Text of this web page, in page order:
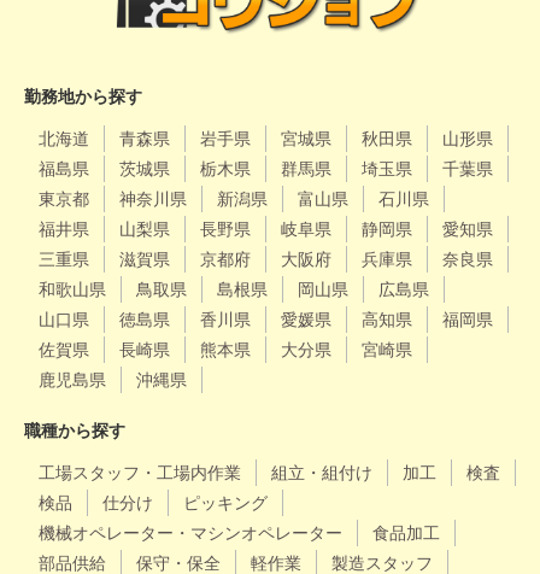
勤務地から探す
北海道 青森県 岩手県 宮城県 秋田県
山形県
福島県
茨城県 栃木県 群馬県 埼玉県
千葉県
東京都
神奈川県 新潟県 富山県
石川県
福井県
山梨県 長野県 岐阜県 静岡県
愛知県
三重県
滋賀県 京都府 大阪府 兵庫県
奈良県
和歌山県
鳥取県 島根県 岡山県
広島県
山口県
徳島県 香川県 愛媛県 高知県
福岡県
佐賀県
長崎県 熊本県 大分県
宮崎県
鹿児島県
沖縄県
職種から探す
工場スタッフ・工場内作業 組立・組付け 加工
検査
検品
仕分け
ピッキング
機械オペレーター・マシンオペレーター
食品加工
部品供給
保守・保全 軽作業
製造スタッフ